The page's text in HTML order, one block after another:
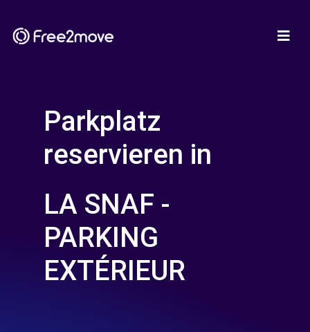
Parkplatz
reservieren in
LA SNAF -
PARKING
EXTÉRIEUR